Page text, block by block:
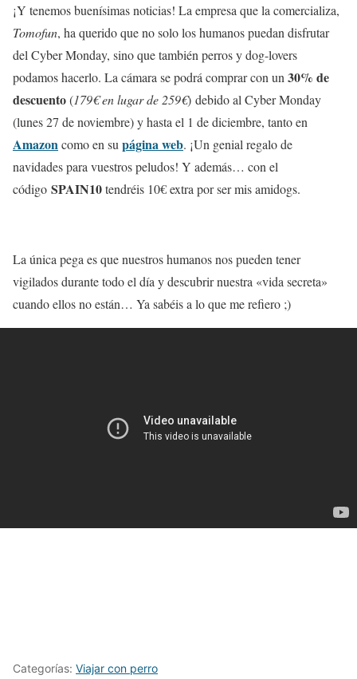
¡Y tenemos buenísimas noticias! La empresa que la comercializa,
Tomofun, ha querido que no solo los humanos puedan disfrutar
del Cyber Monday, sino que también perros y dog-lovers
podamos hacerlo. La cámara se podrá comprar con un 30% de
descuento(179€ en lugar de 259€) debido al Cyber Monday
(lunes 27 de noviembre) y hasta el 1 de diciembre, tanto en
Amazoncomo en su página web. ¡Un genial regalo de
navidades para vuestros peludos! Y además… con el
código SPAIN10tendréis 10€ extra por ser mis amidogs.
La única pega es que nuestros humanos nos pueden tener
vigilados durante todo el día y descubrir nuestra «vida secreta»
cuando ellos no están… Ya sabéis a lo que me refiero ;)
Categorías: Viajar con perro